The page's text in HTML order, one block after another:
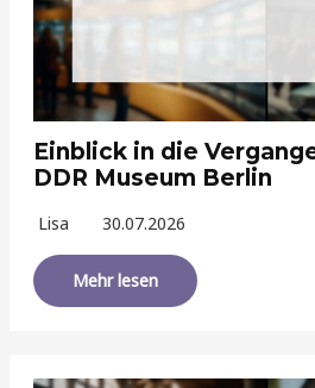
Einblick in die
DDR Museum Berlin
Lisa 30.07.2026
Mehr lesen